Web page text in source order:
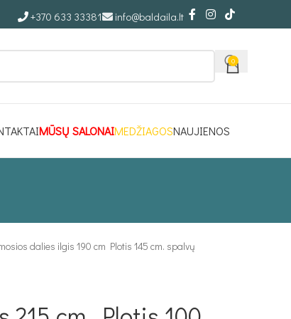
+370 633 33381 info@baldaila.lt
0
MŪSŲ SALONAIMEDŽIAGOSNAUJIENOS
dalies ilgis 190 cm Plotis 145 cm. spalvų